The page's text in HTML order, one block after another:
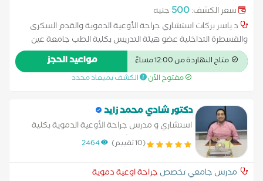
سعر الكشف:500 جنيه
د ياسر بركات استشاري جراحة الأوعية الدموية والقدم السكرى
والقسطرة التداخلية عضو هيئة التدريس بكلية الطب جامعة عين
شمس ماجستير الجراحة العامة والأوعية الدموية بجامعة عين
شمس دكتوراة جراحة الأوعية الدموية بجامعة عين شمس استشاري
جراحة الأوعية الدموية بمجموعة مستشفيات كليوباترا استشارى
الأوعية الدموية بمستشفى كيورا النصر استشارى جراحة الأوعية
الدموية بمستشفى سان بيتر الدولى متاح اجراء العمليات للمرضي
التابعين لشركات التأمين الطبى حسب جهة التعاقد
متاح النهاردة من 12:00 مساءً مواعيد الحجز
مفتوح الآن الكشف بميعاد محدد
دكتور شادي محمد زايد
استشاري و مدرس جراحة الأوعية الدموية بكلية
الطب جامعة عين شمس
(10 تقييم) 2464
مدرس جامعي تخصص جراحة اوعية دموية